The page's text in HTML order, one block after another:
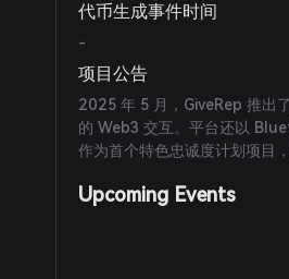
代币生成事件时间
-
项目公告
2025 年 5 月，GiveRep 推出
的 Web3 交互。平台还以
作为首个特色忠诚度计划项目
Upcoming Events